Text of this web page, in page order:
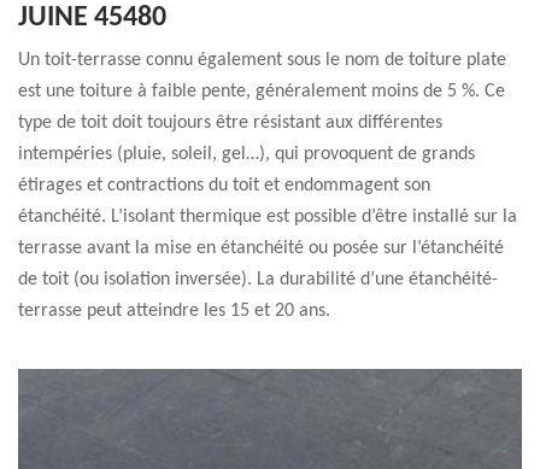
JUINE 45480
Un toit-terrasse connu également sous le nom de toiture plate
est une toiture à faible pente, généralement moins de 5 %. Ce
type de toit doit toujours être résistant aux différentes
intempéries (pluie, soleil, gel…), qui provoquent de grands
étirages et contractions du toit et endommagent son
étanchéité. L’isolant thermique est possible d’être installé sur la
terrasse avant la mise en étanchéité ou posée sur l’étanchéité
de toit (ou isolation inversée). La durabilité d’une étanchéité-
terrasse peut atteindre les 15 et 20 ans.